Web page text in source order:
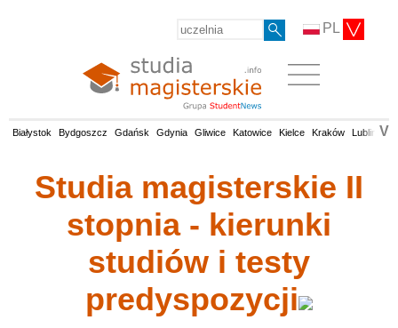
PL
Białystok Bydgoszcz Gdańsk Gdynia Gliwice Katowice Kielce Kraków Lublin V
Studia magisterskie II
stopnia - kierunki
studiów i testy
predyspozycji